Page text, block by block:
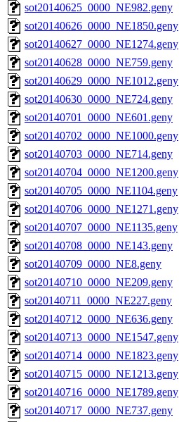
sot20140625_0000_NE982.geny
sot20140626_0000_NE1850.geny
sot20140627_0000_NE1274.geny
sot20140628_0000_NE759.geny
sot20140629_0000_NE1012.geny
sot20140630_0000_NE724.geny
sot20140701_0000_NE601.geny
sot20140702_0000_NE1000.geny
sot20140703_0000_NE714.geny
sot20140704_0000_NE1200.geny
sot20140705_0000_NE1104.geny
sot20140706_0000_NE1271.geny
sot20140707_0000_NE1135.geny
sot20140708_0000_NE143.geny
sot20140709_0000_NE8.geny
sot20140710_0000_NE209.geny
sot20140711_0000_NE227.geny
sot20140712_0000_NE636.geny
sot20140713_0000_NE1547.geny
sot20140714_0000_NE1823.geny
sot20140715_0000_NE1213.geny
sot20140716_0000_NE1789.geny
sot20140717_0000_NE737.geny